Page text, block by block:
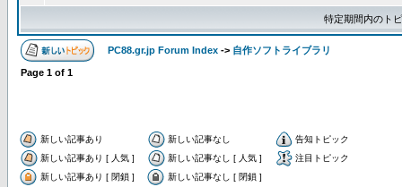
特定期間内のト
PC88.gr.jp Forum Index -> 自作ソフトライブラリ
Page 1 of 1
新しい記事あり 新しい記事なし
告知トピック
新しい記事あり [ 人気 ]
新しい記事なし [ 人気 ]
注目トピック
新しい記事あり [ 閉鎖 ]
新しい記事なし [ 閉鎖 ]